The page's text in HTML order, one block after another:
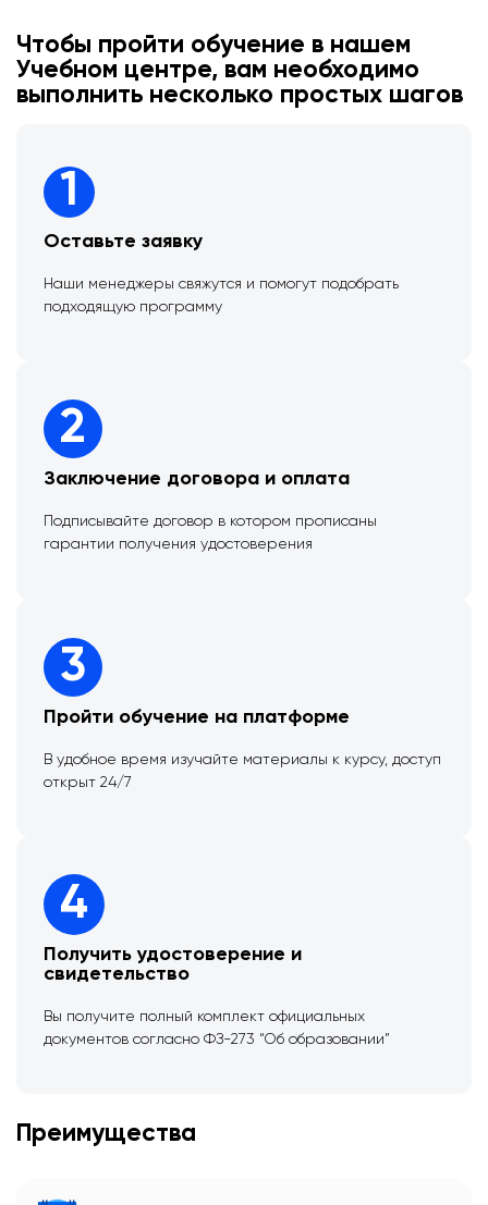
Чтобы пройти обучение в нашем
Учебном центре, вам необходимо
выполнить несколько простых шагов
1
Оставьте заявку
Наши менеджеры свяжутся и помогут подобрать
подходящую программу
2
Заключение договора и оплата
Подписывайте договор в котором прописаны
гарантии получения удостоверения
3
Пройти обучение на платформе
В удобное время изучайте материалы к курсу, доступ
открыт 24/7
4
Получить удостоверение и
свидетельство
Вы получите полный комплект официальных
документов согласно ФЗ-273 “Об образовании”
Преимущества